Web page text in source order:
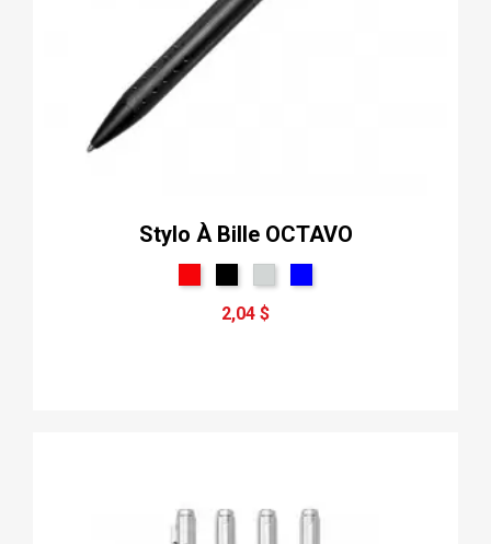
Stylo À Bille OCTAVO
2,04 $